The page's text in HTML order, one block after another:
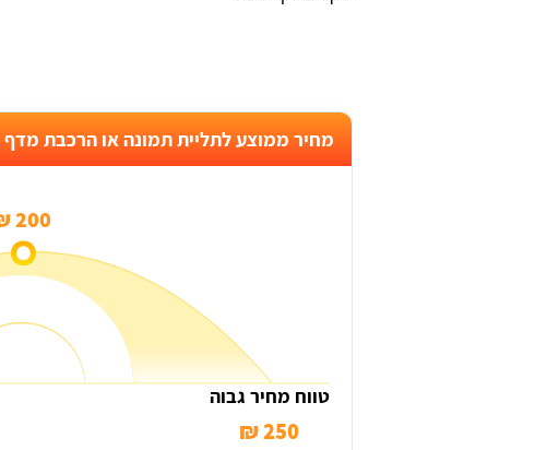
מחיר ממוצע לתליית תמונה או הרכבת
200 ₪
טווח מחיר גבוה
250 ₪